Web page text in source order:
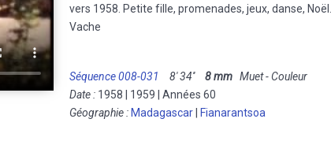
vers 1958. Petite fille, promenades, jeux, danse, Noël...
Vache
Séquence 008-031 8' 34'' 8 mm Muet - Couleur
Date : 1958 | 1959 | Années 60
Géographie : Madagascar Fianarantsoa